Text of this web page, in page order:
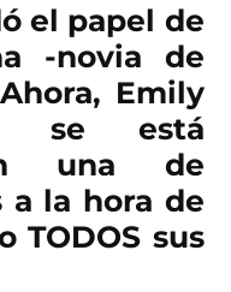
el papel de
-novia de
Emily
se está
una de
a la hora de
TODOS sus